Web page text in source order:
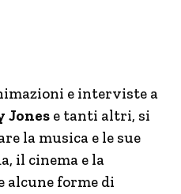
e interviste a
Jones e tanti altri, si
la musica e le sue
il cinema e la
alcune forme di